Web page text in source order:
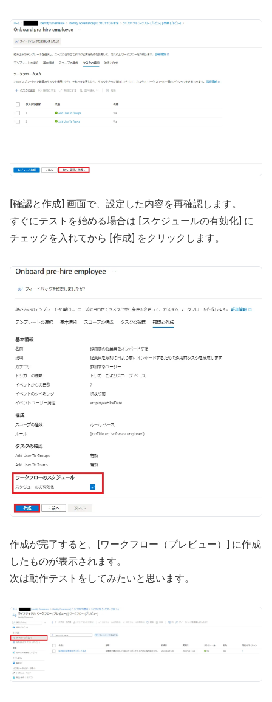
[確認と作成] 画面で、設定した内容を再確認します。
すぐにテストを始める場合は [スケジュールの有効化] に
チェックを入れてから [作成] をクリックします。
作成が完了すると、[ワークフロー（プレビュー）] に作成
したものが表示されます。
次は動作テストをしてみたいと思います。